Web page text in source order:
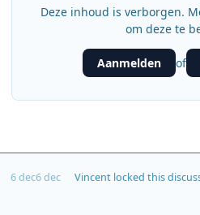
Deze inhoud is verborgen.
om deze te
Aanmelden of
6 dec6 dec Vincentlocked this